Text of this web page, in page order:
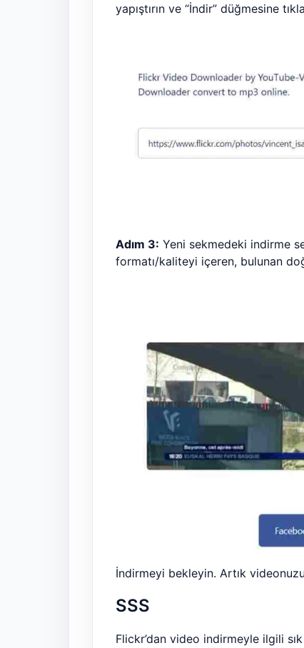
yapıştırın ve “İndir” düğmesine
Adım 3: Yeni sekmedeki indirme
formatı/kaliteyi içeren, bulunan
İndirmeyi bekleyin. Artık
SSS
Flickr’dan video indirmeyle ilgili